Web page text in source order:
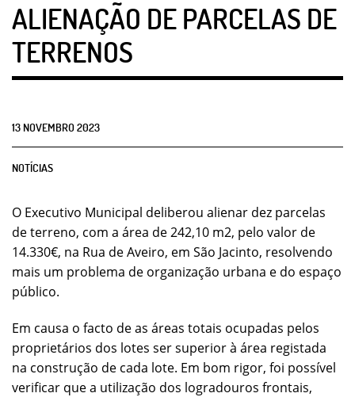
ALIENAÇÃO DE PARCELAS DE
TERRENOS
13 NOVEMBRO2023
NOTÍCIAS
O Executivo Municipal deliberou alienar dez parcelas
de terreno, com a área de 242,10 m2, pelo valor de
14.330€, na Rua de Aveiro, em São Jacinto, resolvendo
mais um problema de organização urbana e do espaço
público.
Em causa o facto de as áreas totais ocupadas pelos
proprietários dos lotes ser superior à área registada
na construção de cada lote. Em bom rigor, foi possível
verificar que a utilização dos logradouros frontais,